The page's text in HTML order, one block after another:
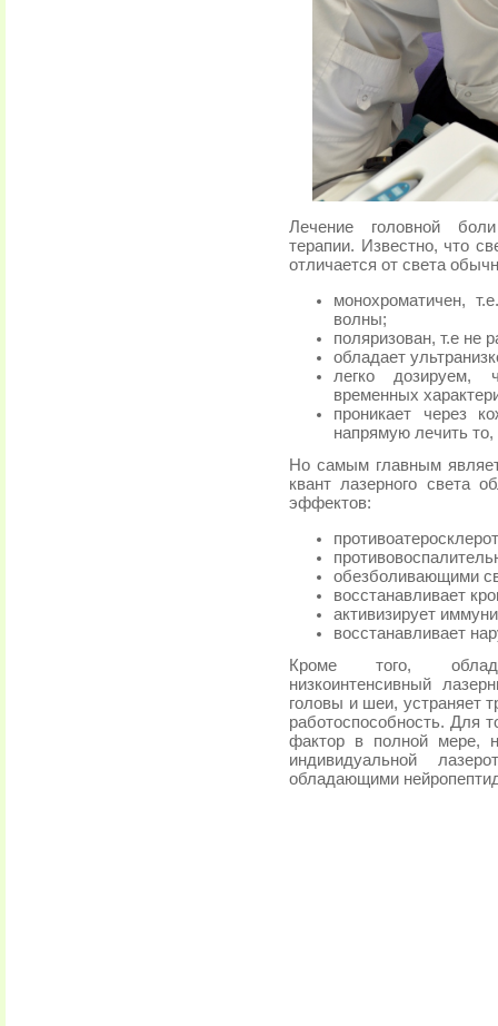
Лечение головной
терапии. Известно, что
отличается от света
монохроматичен,
волны;
поляризован, т.е не
обладает
легко дозируем,
временных
проникает через
напрямую лечить
Но самым главным
квант лазерного света
эффектов:
обезболивающими
восстанавливает
активизирует
восстанавливает
Кроме того,
низкоинтенсивный
головы и шеи, устраняет
работоспособность. Для
фактор в полной мере,
индивидуальной
обладающими